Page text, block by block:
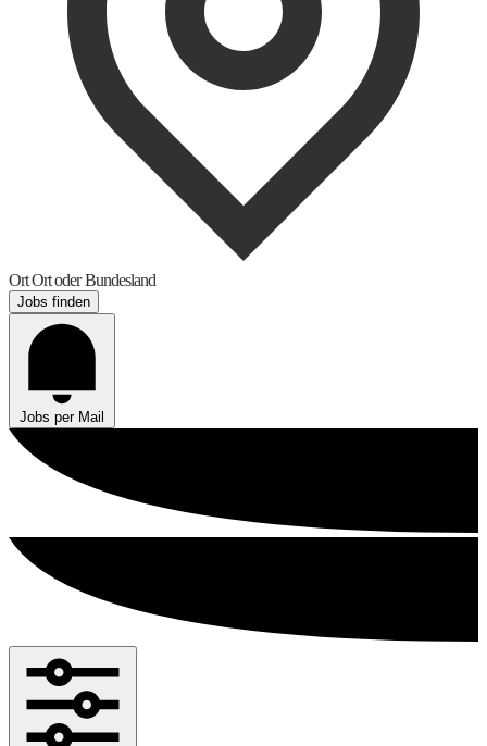
OrtOrt oder Bundesland
Jobs finden
Jobs per Mail